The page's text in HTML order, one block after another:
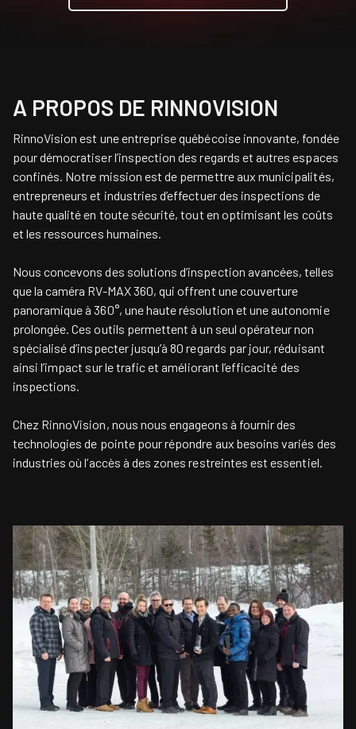
A PROPOS DE RINNOVISION
RinnoVision est une entreprise québécoise innovante, fondée
pour démocratiser l’inspection des regards et autres espaces
confinés. Notre mission est de permettre aux municipalités,
entrepreneurs et industries d’effectuer des inspections de
haute qualité en toute sécurité, tout en optimisant les coûts
et les ressources humaines.
Nous concevons des solutions d’inspection avancées, telles
que la caméra RV-MAX 360, qui offrent une couverture
panoramique à 360°, une haute résolution et une autonomie
prolongée. Ces outils permettent à un seul opérateur non
spécialisé d’inspecter jusqu’à 80 regards par jour, réduisant
ainsi l’impact sur le trafic et améliorant l’efficacité des
inspections.
Chez RinnoVision, nous nous engageons à fournir des
technologies de pointe pour répondre aux besoins variés des
industries où l’accès à des zones restreintes est essentiel.